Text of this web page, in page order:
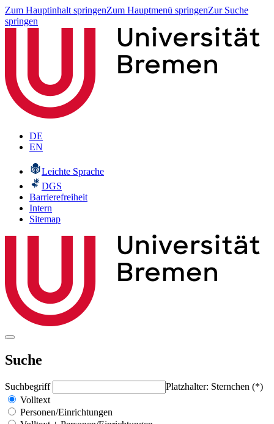
Zum Hauptinhalt springenZum Hauptmenü springenZur Suche
springen
DE
EN
Leichte Sprache
DGS
Barrierefreiheit
Intern
Sitemap
Suche
Suchbegriff
Platzhalter: Sternchen (*)
Volltext
Personen/Einrichtungen